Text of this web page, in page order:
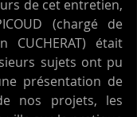
de cet entretien,
(chargé de
CUCHERAT) était
sujets ont pu
présentation de
nos projets, les